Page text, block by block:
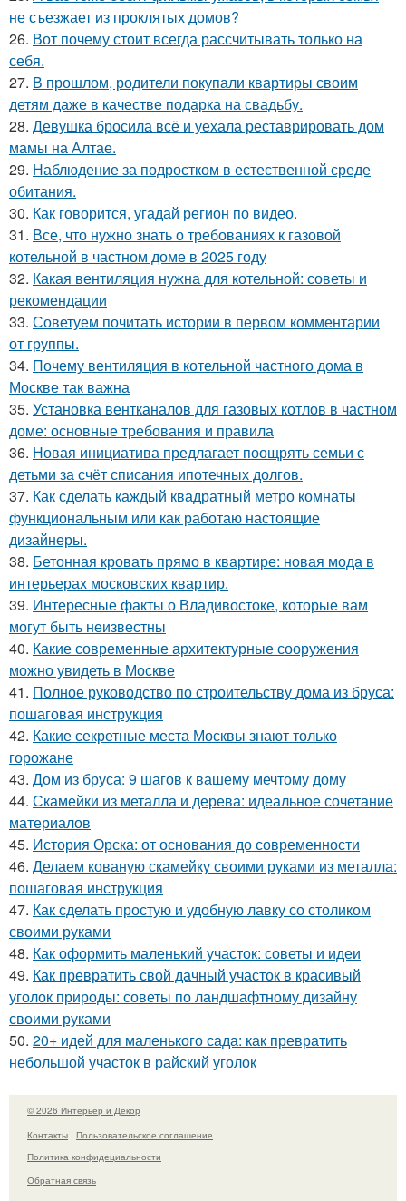
не съезжает из проклятых домов?
26. Вот почему стоит всегда рассчитывать только на
себя.
27. В прошлом, родители покупали квартиры своим
детям даже в качестве подарка на свадьбу.
28. Девушка бросила всё и уехала реставрировать дом
мамы на Алтае.
29. Наблюдение за подростком в естественной среде
обитания.
30. Как говорится, угадай регион по видео.
31. Все, что нужно знать о требованиях к газовой
котельной в частном доме в 2025 году
32. Какая вентиляция нужна для котельной: советы и
рекомендации
33. Советуем почитать истории в первом комментарии
от группы.
34. Почему вентиляция в котельной частного дома в
Москве так важна
35. Установка вентканалов для газовых котлов в частном
доме: основные требования и правила
36. Новая инициатива предлагает поощрять семьи с
детьми за счёт списания ипотечных долгов.
37. Как сделать каждый квадратный метро комнаты
функциональным или как работаю настоящие
дизайнеры.
38. Бетонная кровать прямо в квартире: новая мода в
интерьерах московских квартир.
39. Интересные факты о Владивостоке, которые вам
могут быть неизвестны
40. Какие современные архитектурные сооружения
можно увидеть в Москве
41. Полное руководство по строительству дома из бруса:
пошаговая инструкция
42. Какие секретные места Москвы знают только
горожане
43. Дом из бруса: 9 шагов к вашему мечтому дому
44. Скамейки из металла и дерева: идеальное сочетание
материалов
45. История Орска: от основания до современности
46. Делаем кованую скамейку своими руками из металла:
пошаговая инструкция
47. Как сделать простую и удобную лавку со столиком
своими руками
48. Как оформить маленький участок: советы и идеи
49. Как превратить свой дачный участок в красивый
уголок природы: советы по ландшафтному дизайну
своими руками
50. 20+ идей для маленького сада: как превратить
небольшой участок в райский уголок
© 2026 Интерьер и Декор
Контакты
Пользовательское соглашение
Политика конфидециальности
Обратная связь